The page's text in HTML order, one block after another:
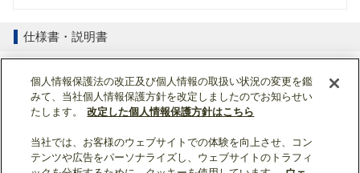
仕様書・説明書
取扱説明書
ページトップへ戻る
個人情報保護法の改正及び個人情報の取扱い状況の変更を鑑
みて、当社個人情報保護方針を改定しましたのでお知らせい
たします。
改定した個人情報保護方針はこちら
当社では、お客様のウェブサイトでの体験を向上させ、コン
テンツや広告をパーソナライズし、ウェブサイトのトラフィ